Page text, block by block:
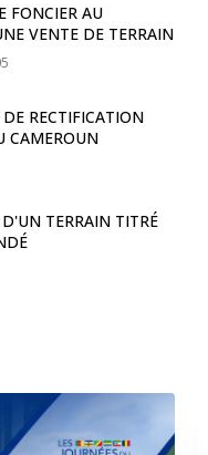
FONCIER AU
VENTE DE TERRAIN
RECTIFICATION
CAMEROUN
TERRAIN TITRÉ